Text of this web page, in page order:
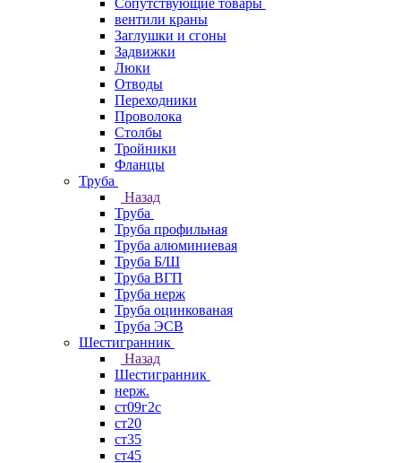
Сопутствующие товары
вентили краны
Заглушки и сгоны
Задвижки
Люки
Отводы
Переходники
Проволока
Столбы
Тройники
Фланцы
Труба
Назад
Труба
Труба профильная
Труба алюминиевая
Труба Б/Ш
Труба ВГП
Труба нерж
Труба оцинкованая
Труба ЭСВ
Шестигранник
Назад
Шестигранник
нерж.
ст09г2с
ст20
ст35
ст45